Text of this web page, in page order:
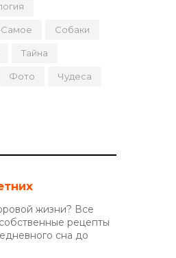
Собаки
Тайна
Фото Чудеса
жизни? Все
рецепты
сна до